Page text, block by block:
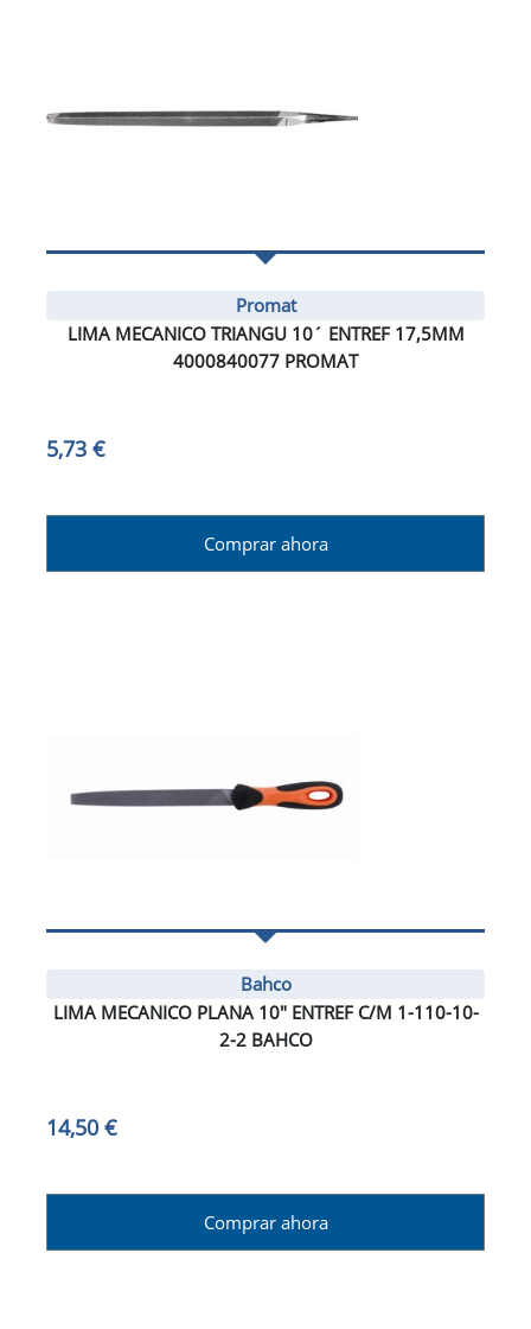
Promat
LIMA MECANICO TRIANGU 10´ ENTREF 17,5MM
4000840077 PROMAT
5,73 €
Comprar ahora
Bahco
LIMA MECANICO PLANA 10" ENTREF C/M 1-110-10-
2-2 BAHCO
14,50 €
Comprar ahora